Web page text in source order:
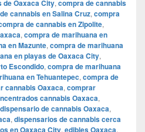
de Oaxaca City, compra de cannabis
cannabis en Salina Cruz, compra
de cannabis en Zipolite,
, compra de marihuana en
en Mazunte, compra de marihuana
en playas de Oaxaca City,
Escondido, compra de marihuana
en Tehuantepec, compra de
cannabis Oaxaca, comprar
cannabis Oaxaca,
dispensario de cannabis Oaxaca,
, dispensarios de cannabis cerca
en Oaxaca City, edibles Oaxaca,